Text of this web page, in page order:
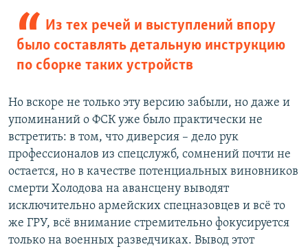
Из тех речей и выступлений впору
было составлять детальную инструкцию
по сборке таких устройств
Но вскоре не только эту версию забыли, но даже и
упоминаний о ФСК уже было практически не
встретить: в том, что диверсия – дело рук
профессионалов из спецслужб, сомнений почти не
остается, но в качестве потенциальных виновников
смерти Холодова на авансцену выводят
исключительно армейских спецназовцев и всё то
же ГРУ, всё внимание стремительно фокусируется
только на военных разведчиках. Вывод этот